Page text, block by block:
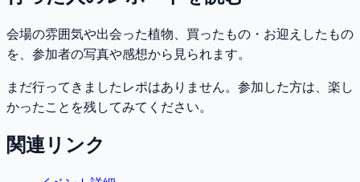
会場の雰囲気や出会った植物、買ったもの・お迎えしたもの
を、参加者の写真や感想から見られます。
まだ行ってきましたレポはありません。参加した方は、楽し
かったことを残してみてください。
関連リンク